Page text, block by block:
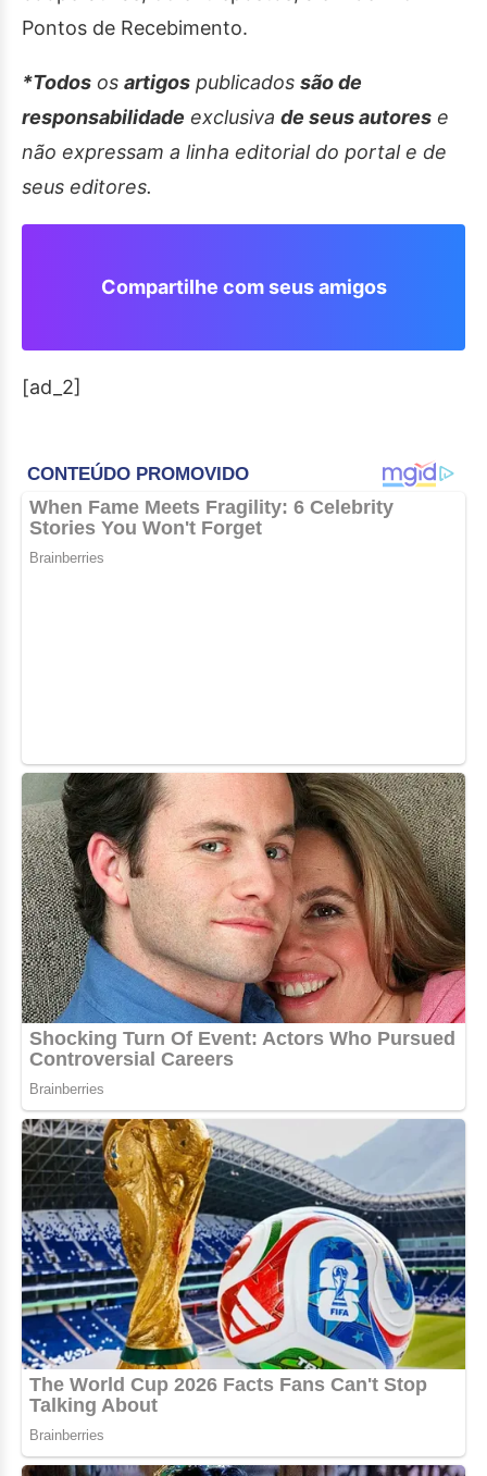
Pontos de Recebimento.
*Todos os artigos publicados são de
responsabilidade exclusiva de seus autores e
não expressam a linha editorial do portal e de
seus editores.
Compartilhe com seus amigos
[ad_2]